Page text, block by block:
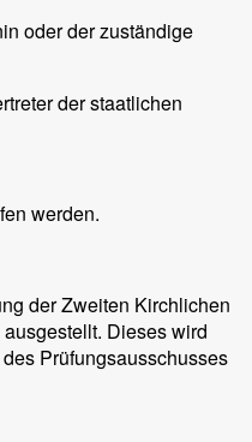
oder der zuständige
der staatlichen
werden.
der Zweiten Kirchlichen
Dieses wird
Prüfungsausschusses